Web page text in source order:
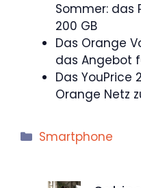
Sommer: das
200 GB
Das Orange
das Angebot
Das YouPrice
Orange Netz
Kategorien
Smartphone